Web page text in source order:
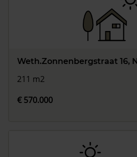
Weth.Zonnenbergstraat 16,
211 m2
€ 570.000